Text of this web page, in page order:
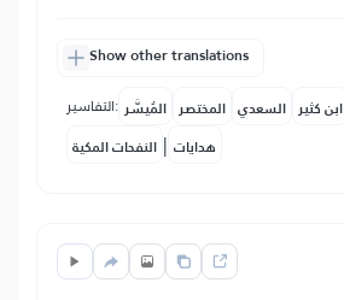
Show other translations
التفاسير: المُيسَّر المختصر السعدي ابن كثير
النفحات المكية | هدايات